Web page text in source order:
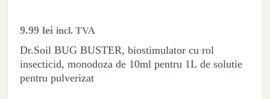
9.99 lei incl. TVA
Dr.Soil BUG BUSTER, biostimulator cu rol
insecticid, monodoza de 10ml pentru 1L de solutie
pentru pulverizat